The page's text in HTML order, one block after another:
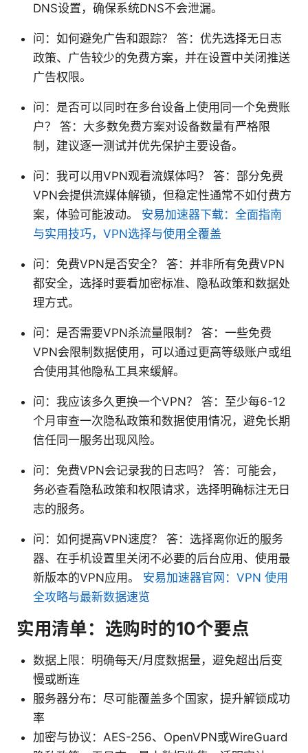
DNS设置，确保系统DNS不会泄漏。
问：如何避免广告和跟踪？ 答：优先选择无日志
政策、广告较少的免费方案，并在设置中关闭推送
广告权限。
问：是否可以同时在多台设备上使用同一个免费账
户？ 答：大多数免费方案对设备数量有严格限
制，建议逐一测试并优先保护主要设备。
问：我可以用VPN观看流媒体吗？ 答：部分免费
VPN会提供流媒体解锁，但稳定性通常不如付费方
案，体验可能波动。 安易加速器下载：全面指南
与实用技巧，VPN选择与使用全覆盖
问：免费VPN是否安全？ 答：并非所有免费VPN
都安全，选择时要看加密标准、隐私政策和数据处
理方式。
问：是否需要VPN杀流量限制？ 答：一些免费
VPN会限制数据使用，可以通过更高等级账户或组
合使用其他隐私工具来缓解。
问：我应该多久更换一个VPN？ 答：至少每6-12
个月审查一次隐私政策和数据使用情况，避免长期
信任同一服务出现风险。
问：免费VPN会记录我的日志吗？ 答：可能会，
务必查看隐私政策和权限请求，选择明确标注无日
志的服务。
问：如何提高VPN速度？ 答：选择离你近的服务
器、在手机设置里关闭不必要的后台应用、使用最
新版本的VPN应用。 安易加速器官网：VPN 使用
全攻略与最新数据速览
实用清单：选购时的10个要点
数据上限：明确每天/月度数据量，避免超出后变
慢或断连
服务器分布：尽可能覆盖多个国家，提升解锁成功
率
加密与协议：AES-256、OpenVPN或WireGuard